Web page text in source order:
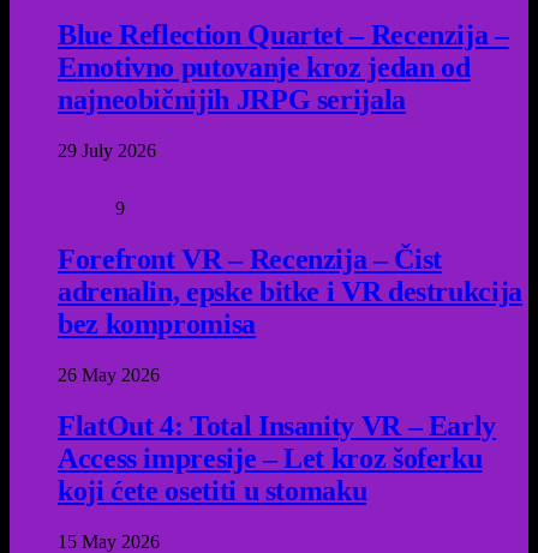
Blue Reflection Quartet – Recenzija –
Emotivno putovanje kroz jedan od
najneobičnijih JRPG serijala
29 July 2026
9
Forefront VR – Recenzija – Čist
adrenalin, epske bitke i VR destrukcija
bez kompromisa
26 May 2026
FlatOut 4: Total Insanity VR – Early
Access impresije – Let kroz šoferku
koji ćete osetiti u stomaku
15 May 2026